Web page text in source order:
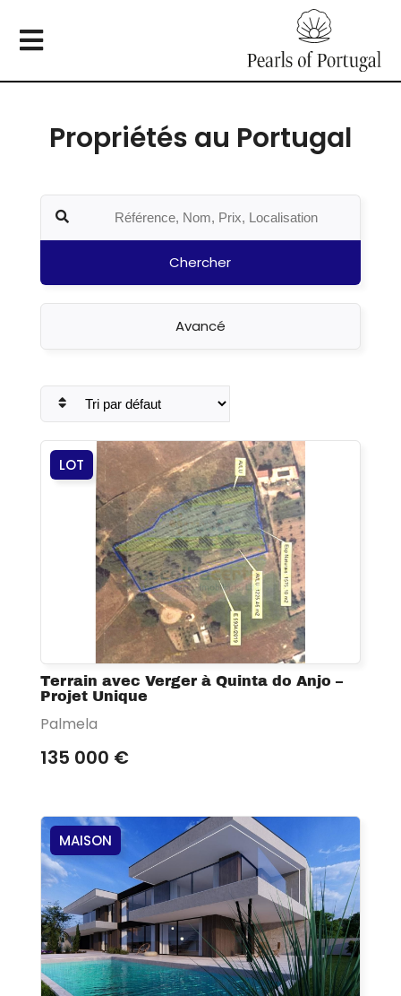
Propriétés au Portugal
Chercher
Avancé
LOT
Terrain avec Verger à Quinta do Anjo –
Projet Unique
Palmela
135 000 €
MAISON